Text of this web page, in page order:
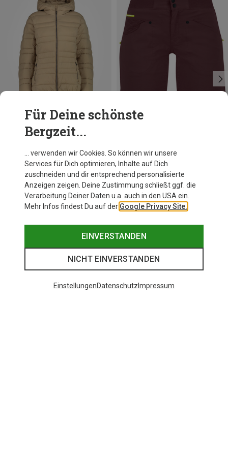
Damen Hoodie Jacke
S
Für Deine schönste
Bergzeit...
… verwenden wir Cookies. So können wir unsere
Services für Dich optimieren, Inhalte auf Dich
zuschneiden und dir entsprechend personalisierte
Anzeigen zeigen. Deine Zustimmung schließt ggf. die
Verarbeitung Deiner Daten u.a. auch in den USA ein.
Mehr Infos findest Du auf der Google Privacy Site.
EINVERSTANDEN
NICHT EINVERSTANDEN
EinstellungenDatenschutz Impressum